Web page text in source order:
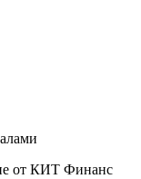
от КИТ Финанс